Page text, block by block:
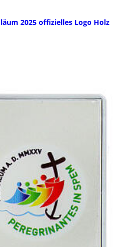
2025 offizielles Logo Holz